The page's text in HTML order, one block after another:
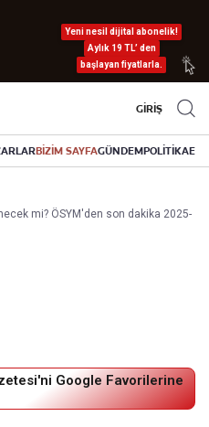
Yeni nesil dijital abonelik!
Aylık 19 TL’ den
başlayan fiyatlarla.
GİRİŞ
BİZİM SAYFAGÜNDEMPOLİTİKA
mi? ÖSYM'den son dakika 2025-
Google Favorilerine